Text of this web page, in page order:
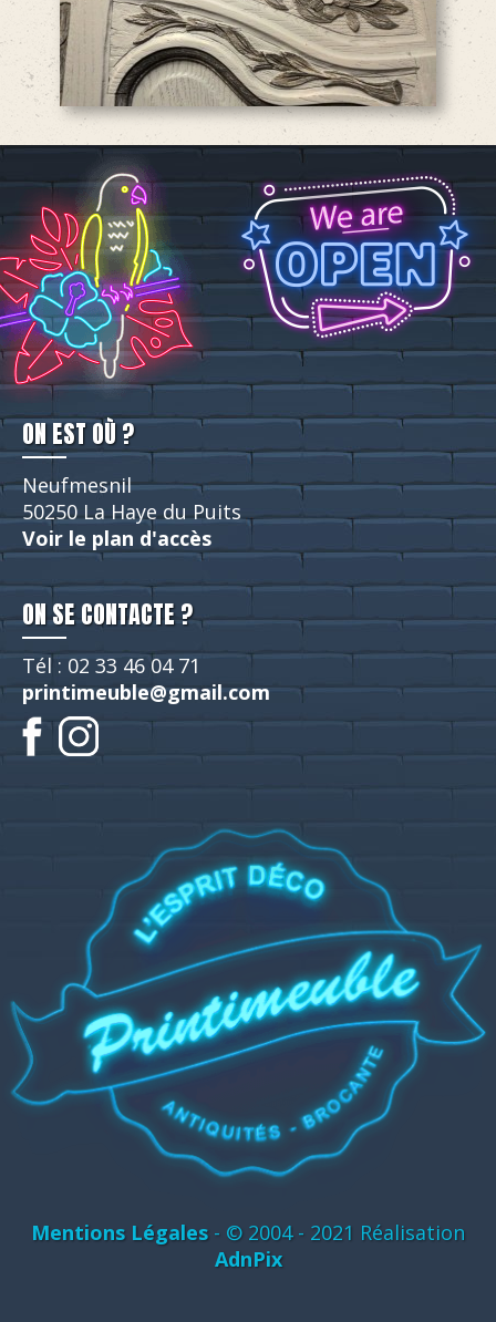
ON EST OÙ ?
Neufmesnil
50250 La Haye du Puits
Voir le plan d'accès
ON SE CONTACTE ?
Tél : 02 33 46 04 71
printimeuble@gmail.com
Mentions Légales - © 2004 - 2021 Réalisation
AdnPix